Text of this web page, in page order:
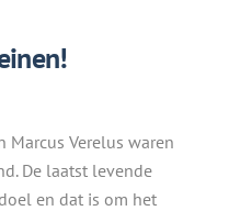
Marcus Verelus waren
De laatst levende
en dat is om het